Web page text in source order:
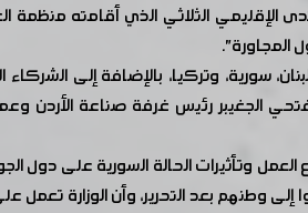
الثلاثي الذي أقامته منظمة
المجاورة".
سورية، وتركيا، بالإضافة إلى
فتحي الجغيبر رئيس غرفة صناعة
وتأثيرات الحالة السورية على دول
بعد التحرير، وأن الوزارة تعمل